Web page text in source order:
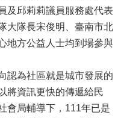
及邱莉莉議員服務處代表
大隊長宋俊明、臺南市北
地方公益人士均到場參與
認為社區就是城市發展的
將資訊更快的傳遞給民
會局輔導下，111年已是